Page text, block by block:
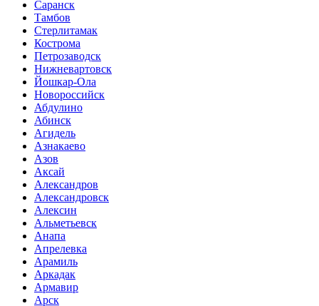
Саранск
Тамбов
Стерлитамак
Кострома
Петрозаводск
Нижневартовск
Йошкар-Ола
Новороссийск
Абдулино
Абинск
Агидель
Азнакаево
Азов
Аксай
Александров
Александровск
Алексин
Альметьевск
Анапа
Апрелевка
Арамиль
Аркадак
Армавир
Арск